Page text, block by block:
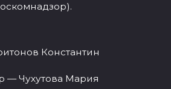
Константин
— Чухутова Мария